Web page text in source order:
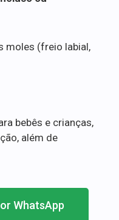
moles (freio labial,
bebês e crianças,
além de
WhatsApp